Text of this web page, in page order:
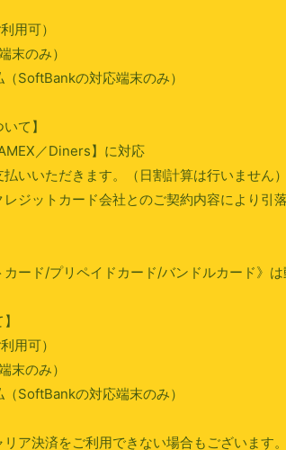
用可）
末のみ）
SoftBankの対応端末のみ）
て】
／Diners】に対応
いいただきます。（日割計算は行いません）
ジットカード会社とのご契約内容により引
ード/プリペイドカード/バンドルカード》は
用可）
末のみ）
SoftBankの対応端末のみ）
ア決済をご利用できない場合もございます。